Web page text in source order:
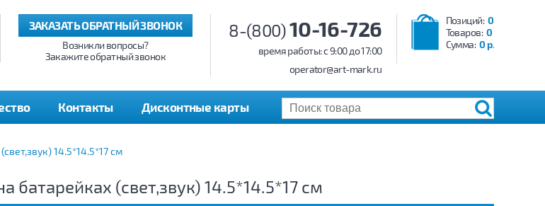
Позиций: 0
Товаров: 0
Сумма: 0 р.
8-(800)10-16-726
время работы: c 9:00 до 17:00
operator@art-mark.ru
ЗАКАЗАТЬ ОБРАТНЫЙ ЗВОНОК
Возникли вопросы?
Закажите обратный звонок
Контакты Дисконтные карты
14.5*14.5*17 см
батарейках (свет,звук) 14.5*14.5*17 см